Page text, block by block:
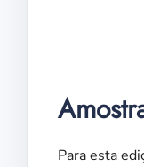
Para esta